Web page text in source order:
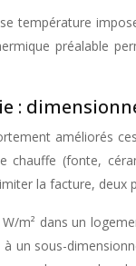
température
préalable
:
améliorés
chauffe (fonte,
la facture,
m² dans un
un sous-